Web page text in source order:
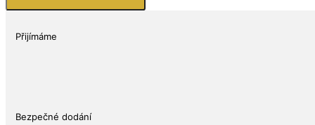
2025
Přijímáme
Bezpečné dodání